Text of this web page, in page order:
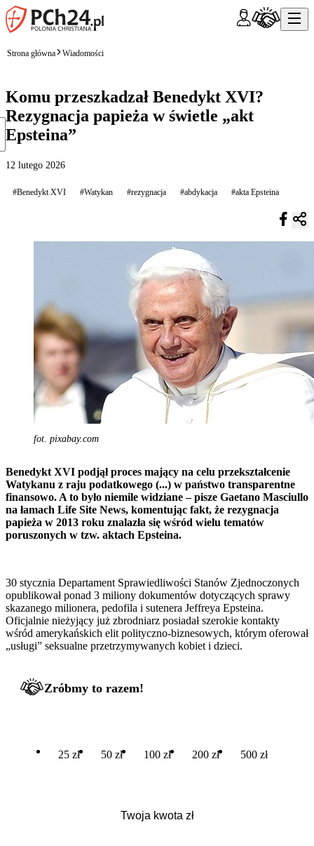
Strona główna Wiadomości
Komu przeszkadzał Benedykt XVI?
Rezygnacja papieża w świetle „akt
Epsteina”
12 lutego 2026
#Benedykt XVI #Watykan #rezygnacja #abdykacja #akta Epsteina
fot. pixabay.com
Benedykt XVI podjął proces mający na celu przekształcenie
Watykanu z raju podatkowego (...) w państwo transparentne
finansowo. A to było niemile widziane – pisze Gaetano Masciullo
na łamach Life Site News, komentując fakt, że rezygnacja
papieża w 2013 roku znalazła się wśród wielu tematów
poruszonych w tzw. aktach Epsteina.
30 stycznia Departament Sprawiedliwości Stanów Zjednoczonych
opublikował ponad 3 miliony dokumentów dotyczących sprawy
skazanego milionera, pedofila i sutenera Jeffreya Epsteina.
Oficjalnie nieżyjący już zbrodniarz posiadał szerokie kontakty
wśród amerykańskich elit polityczno-biznesowych, którym oferował
„usługi” seksualne przetrzymywanych kobiet i dzieci.
Zróbmy to razem!
25 zł 50 zł 100 zł 200 zł 500 zł